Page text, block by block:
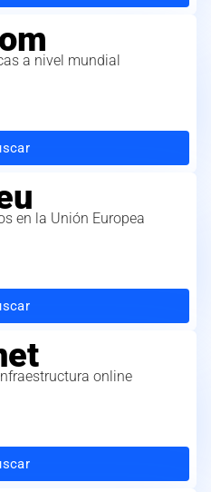
a nivel mundial
en la Unión Europea
online